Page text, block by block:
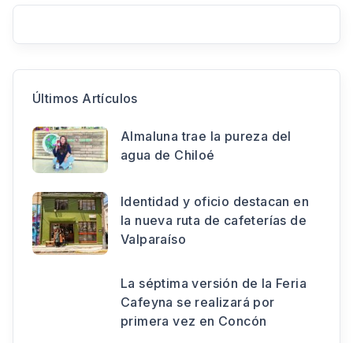
Últimos Artículos
Almaluna trae la pureza del
agua de Chiloé
Identidad y oficio destacan en
la nueva ruta de cafeterías de
Valparaíso
La séptima versión de la Feria
Cafeyna se realizará por
primera vez en Concón